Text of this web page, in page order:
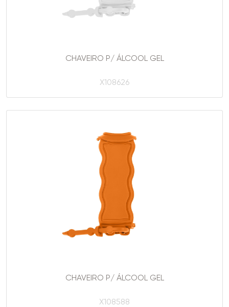
CHAVEIRO P/ ÁLCOOL GEL
X108626
CHAVEIRO P/ ÁLCOOL GEL
X108588